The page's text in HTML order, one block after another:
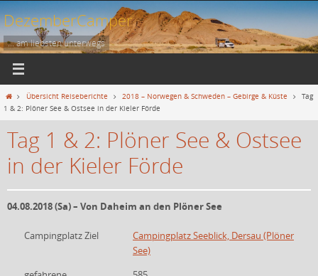
Zum
Inhalt
springen
DezemberCamper
... am liebsten unterwegs
StartÜbersicht Reiseberichte 2018 – Norwegen & Schweden – Gebirge & Küste
Tag
1 & 2: Plöner See & Ostsee in der Kieler Förde
Tag 1 & 2: Plöner See & Ostsee
in der Kieler Förde
04.08.2018 (Sa) – Von Daheim an den Plöner See
Campingplatz Ziel
Campingplatz Seeblick, Dersau (Plöner
See)